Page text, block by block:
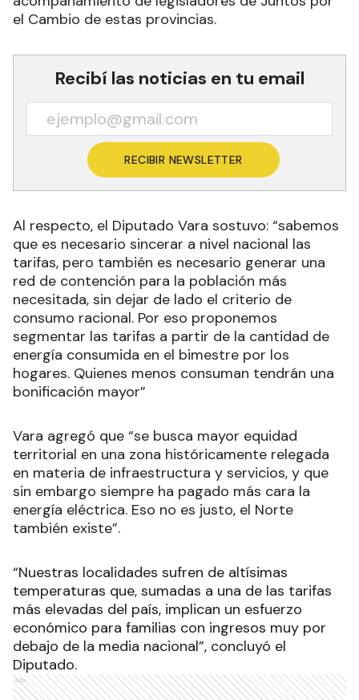
el Cambio de estas provincias.
Recibí las noticias en tu email
RECIBIR NEWSLETTER
Al respecto, el Diputado Vara sostuvo: “sabemos
que es necesario sincerar a nivel nacional las
tarifas, pero también es necesario generar una
red de contención para la población más
necesitada, sin dejar de lado el criterio de
consumo racional. Por eso proponemos
segmentar las tarifas a partir de la cantidad de
energía consumida en el bimestre por los
hogares. Quienes menos consuman tendrán una
bonificación mayor”
Vara agregó que “se busca mayor equidad
territorial en una zona históricamente relegada
en materia de infraestructura y servicios, y que
sin embargo siempre ha pagado más cara la
energía eléctrica. Eso no es justo, el Norte
también existe”.
“Nuestras localidades sufren de altísimas
temperaturas que, sumadas a una de las tarifas
más elevadas del país, implican un esfuerzo
económico para familias con ingresos muy por
debajo de la media nacional”, concluyó el
Diputado.
Ads